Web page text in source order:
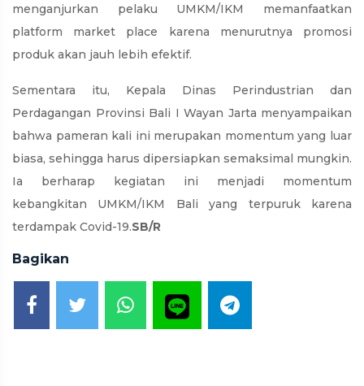
menganjurkan pelaku UMKM/IKM memanfaatkan
platform market place karena menurutnya promosi
produk akan jauh lebih efektif.
Sementara itu, Kepala Dinas Perindustrian dan
Perdagangan Provinsi Bali I Wayan Jarta menyampaikan
bahwa pameran kali ini merupakan momentum yang luar
biasa, sehingga harus dipersiapkan semaksimal mungkin.
Ia berharap kegiatan ini menjadi momentum
kebangkitan UMKM/IKM Bali yang terpuruk karena
terdampak Covid-19.SB/R
Bagikan